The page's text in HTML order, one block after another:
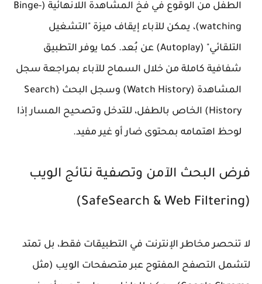
الطفل من الوقوع في فخ المشاهدة اللانهائية (Binge-
watching)، يمكن للآباء إيقاف ميزة "التشغيل
التلقائي" (Autoplay) عن بُعد. كما يوفر التطبيق
شفافية كاملة من خلال السماح للآباء بمراجعة سجل
المشاهدة (Watch History) وسجل البحث (Search
History) الخاص بالطفل، للتدخل وتصحيح المسار إذا
لوحظ اهتمامه بمحتوى ضار أو غير مفيد.
فرض البحث الآمن وتصفية نتائج الويب
(SafeSearch & Web Filtering)
لا تنحصر مخاطر الإنترنت في التطبيقات فقط، بل تمتد
لتشمل التصفح المفتوح عبر متصفحات الويب (مثل